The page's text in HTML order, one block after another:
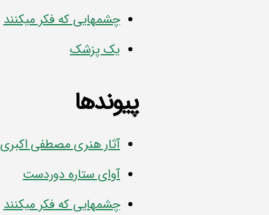
چشمهایی که فکر میکنند
یک پزشک
پیوندها
آثار هنری مصطفی اکبری
آوای ستاره دوردست
چشمهایی که فکر میکنند